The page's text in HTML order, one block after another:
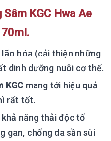
KGC Hwa Ae
70ml.
hóa (cải thiện những
dinh dưỡng nuôi cơ thể.
KGC mang tới hiệu quả
rất tốt.
năng thải độc tố
gan, chống da sần sùi